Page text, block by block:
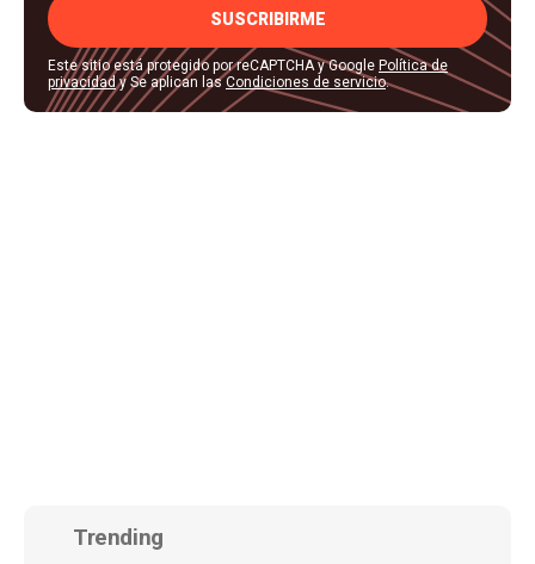
SUSCRIBIRME
Este sitio está protegido por reCAPTCHA y Google Política de
privacidady Se aplican lasCondiciones de servicio.
Trending